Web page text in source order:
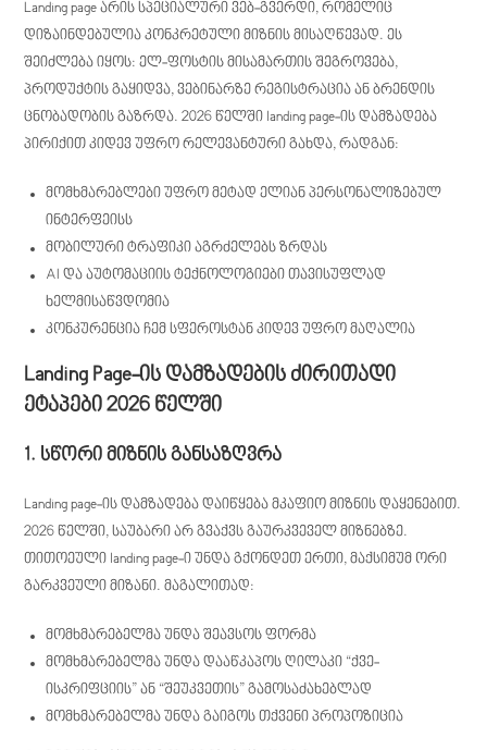
Landing page არის სპეციალური ვებ-გვერდი, რომელიც
დიზაინდებულია კონკრეტული მიზნის მისაღწევად. ეს
შეიძლება იყოს: ელ-ფოსტის მისამართის შეგროვება,
პროდუქტის გაყიდვა, ვებინარზე რეგისტრაცია ან ბრენდის
ცნობადობის გაზრდა. 2026 წელში landing page-ის დამზადება
პირიქით კიდევ უფრო რელევანტური გახდა, რადგან:
მომხმარებლები უფრო მეტად ელიან პერსონალიზებულ
ინტერფეისს
მობილური ტრაფიკი აგრძელებს ზრდას
AI და აუტომაციის ტექნოლოგიები თავისუფლად
ხელმისაწვდომია
კონკურენცია ჩემ სფეროსტან კიდევ უფრო მაღალია
Landing Page-ის დამზადების ძირითადი
ეტაპები 2026 წელში
1. სწორი მიზნის განსაზღვრა
Landing page-ის დამზადება დაიწყება მკაფიო მიზნის დაყენებით.
2026 წელში, საუბარი არ გვაქვს გაურკვეველ მიზნებზე.
თითოეული landing page-ი უნდა გქონდეთ ერთი, მაქსიმუმ ორი
გარკვეული მიზანი. მაგალითად:
მომხმარებელმა უნდა შეავსოს ფორმა
მომხმარებელმა უნდა დააწკაპოს ღილაკი “ქვე-
ისკრიფციის” ან “შეუკვეთის” გამოსაძახებლად
მომხმარებელმა უნდა გაიგოს თქვენი პროპოზიცია